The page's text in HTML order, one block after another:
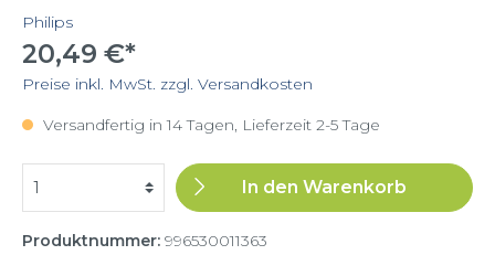
Philips
20,49 €*
Preise inkl. MwSt. zzgl. Versandkosten
Versandfertig in 14 Tagen, Lieferzeit 2-5 Tage
In den Warenkorb
Produktnummer: 996530011363